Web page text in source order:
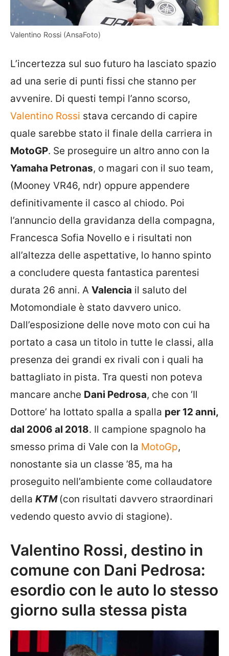
Valentino Rossi (AnsaFoto)
L’incertezza sul suo futuro ha lasciato spazio
ad una serie di punti fissi che stanno per
avvenire. Di questi tempi l’anno scorso,
Valentino Rossi stava cercando di capire
quale sarebbe stato il finale della carriera in
MotoGP. Se proseguire un altro anno con la
Yamaha Petronas, o magari con il suo team,
(Mooney VR46, ndr) oppure appendere
definitivamente il casco al chiodo. Poi
l’annuncio della gravidanza della compagna,
Francesca Sofia Novello e i risultati non
all’altezza delle aspettative, lo hanno spinto
a concludere questa fantastica parentesi
durata 26 anni. A Valencia il saluto del
Motomondiale è stato davvero unico.
Dall’esposizione delle nove moto con cui ha
portato a casa un titolo in tutte le classi, alla
presenza dei grandi ex rivali con i quali ha
battagliato in pista. Tra questi non poteva
mancare anche Dani Pedrosa, che con ‘Il
Dottore’ ha lottato spalla a spalla per 12 anni,
dal 2006 al 2018. Il campione spagnolo ha
smesso prima di Vale con la MotoGp,
nonostante sia un classe ’85, ma ha
proseguito nell’ambiente come collaudatore
della KTM (con risultati davvero straordinari
vedendo questo avvio di stagione).
Valentino Rossi, destino in
comune con Dani Pedrosa:
esordio con le auto lo stesso
giorno sulla stessa pista